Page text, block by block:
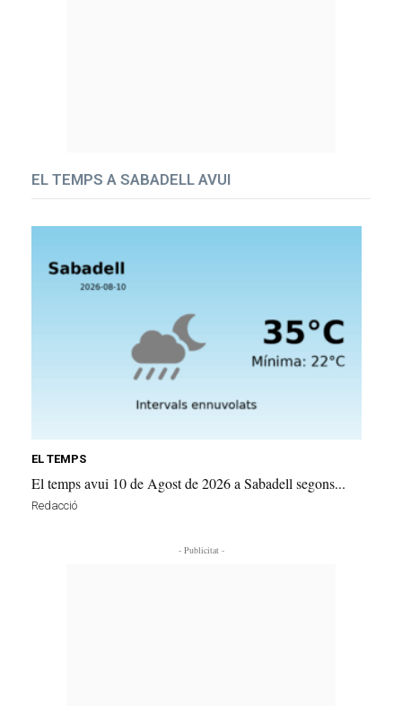
EL TEMPS A SABADELL AVUI
EL TEMPS
El temps avui 10 de Agost de 2026 a Sabadell segons...
Redacció
- Publicitat -